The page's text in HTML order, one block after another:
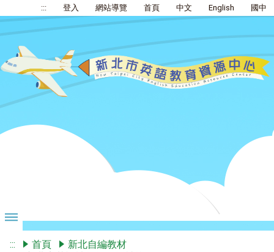
::: 登入 網站導覽 首頁 中文 English 國中
::: 首頁
新北自編教材